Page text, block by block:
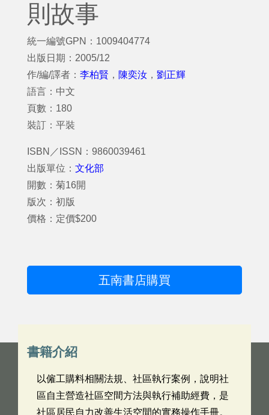
則故事
統一編號GPN：1009404774
出版日期：2005/12
作/編/譯者： 李柏賢 ， 陳奕汝 ， 劉正輝
語言：中文
頁數：180
裝訂：平裝
ISBN／ISSN：9860039461
出版單位： 文化部
開數：菊16開
版次：初版
價格：定價$200
五南書店購買
書籍介紹
以僱工購料相關法規、社區執行案例，說明社
區自主營造社區空間方法與執行補助經費，是
社區居民自力改善生活空間的實務操作手冊。